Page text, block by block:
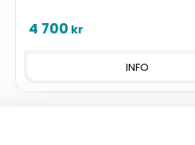
4 700 kr
INFO